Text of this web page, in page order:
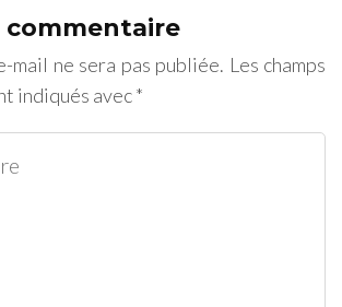
commentaire
mail ne sera pas publiée. Les champs
indiqués avec*